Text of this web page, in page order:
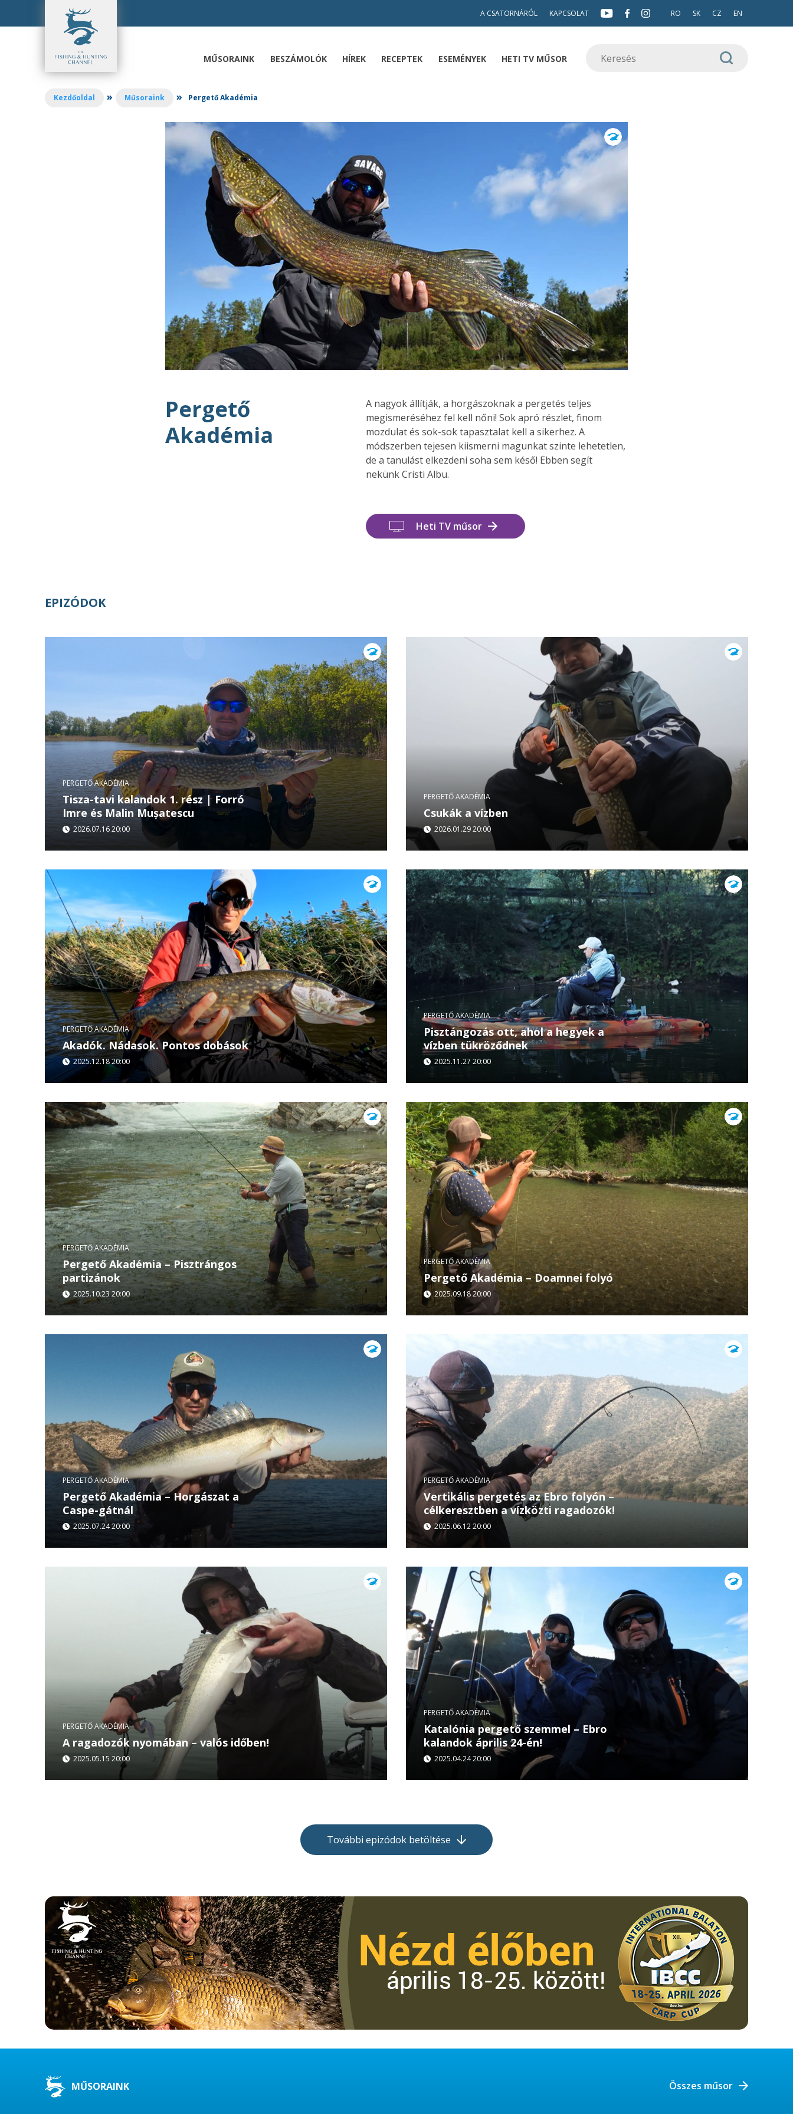
A CSATORNÁRÓL KAPCSOLAT RO SK CZ EN
MŰSORAINK BESZÁMOLÓK HÍREK RECEPTEK ESEMÉNYEK HETI TV MŰSOR
Kezdőoldal » Műsoraink » Pergető Akadémia
Pergető
Akadémia
A nagyok állítják, a horgászoknak a pergetés teljes
megismeréséhez fel kell nőni! Sok apró részlet, finom
mozdulat és sok-sok tapasztalat kell a sikerhez. A
módszerben tejesen kiismerni magunkat szinte lehetetlen,
de a tanulást elkezdeni soha sem késő! Ebben segít
nekünk Cristi Albu.
Heti TV műsor
EPIZÓDOK
PERGETŐ AKADÉMIA
Tisza-tavi kalandok 1. rész | Forró
Imre és Malin Mușatescu
2026.07.16 20:00
A Tisza-tavi kalandok első részében Forró Imre és Alin Mușatescu
csatlakoznak a műsorhoz, hogy együtt nyissák meg a balin-, csuka-,
PERGETŐ AKADÉMIA
Csukák a vízben
2026.01.29 20:00
A kajakos pergetés a ragadozó horgászat egyik legközvetlenebb
formája. A Pergető Akadémia aktuális epizódjában egy akadókkal
PERGETŐ AKADÉMIA
Akadók. Nádasok. Pontos dobások
2025.12.18 20:00
...
PERGETŐ AKADÉMIA
Pisztángozás ott, ahol a hegyek a
vízben tükröződnek
2025.11.27 20:00
A Pergető Akadémia új része Cristi Albúval most a hegyek közé visz,
kajakba ültet és megmutatja a pisztrángok világát egészen közelről.
PERGETŐ AKADÉMIA
Pergető Akadémia – Pisztrángos
partizánok
2025.10.23 20:00
A Fogaras-hegység vadregényes völgyeiben három generáció horgászik
együtt a Vâlsan folyón – ott, ahol a történelem és a természet összeér. A
PERGETŐ AKADÉMIA
Pergető Akadémia – Doamnei folyó
2025.09.18 20:00
Lélegzetelállító tájak, zúgó hegyi vizek és a vad pisztrángok nyomában!
Pergető Akadémia – Doamnei folyó premier szeptember 18-án,
PERGETŐ AKADÉMIA
Pergető Akadémia – Horgászat a
Caspe-gátnál
2025.07.24 20:00
A spanyol napsütés alatt, a mély vizek mélyén lapul a kapitális
ragadozó... Cristi Albu és vendégei most a Caspe-gátnál csaptak le a
PERGETŐ AKADÉMIA
Vertikális pergetés az Ebro folyón –
célkeresztben a vízközti ragadozók!
2025.06.12 20:00
Cristi Albu a legmodernebb halradarokkal kutatja a meder környéki
mozgást és mutatja meg, hogyan lehet a legnagyobb ragadozókat
PERGETŐ AKADÉMIA
A ragadozók nyomában – valós időben!
2025.05.15 20:00
Fedezd fel az Ebro partján a vertikális horgászat világát, ahol a
csúcstechnológia és a horgásztudás kéz a kézben jár. Pergető Akadémia
PERGETŐ AKADÉMIA
Katalónia pergető szemmel – Ebro
kalandok április 24-én!
2025.04.24 20:00
Utazás, vadvízi horgászat, mediterrán tájak – ezt kínálja a
Pergetőakadémia következő része. Ragadozó halak nyomában jár Christi
További epizódok betöltése
MŰSORAINK Összes műsor